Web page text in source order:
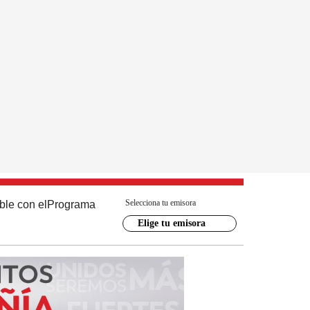
con el Programa Selecciona tu emisora
Elige tu emisora